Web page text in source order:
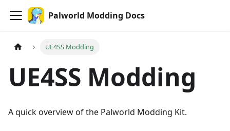
Palworld Modding Docs
UE4SS Modding
UE4SS Modding
A quick overview of the Palworld Modding Kit.